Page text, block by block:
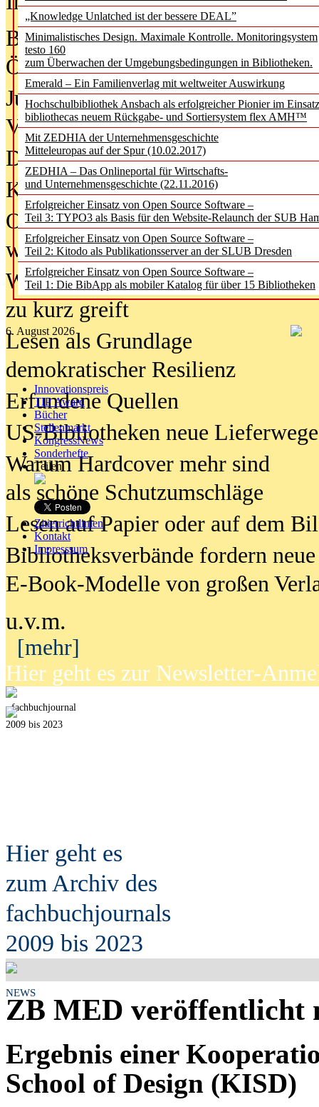
„Knowledge Unlatched ist der bessere DEAL”
Minimalistisches Design. Maximale Kontrolle. Monitoringsystem
testo 160
zum Überwachen der Umgebungsbedingungen in Bibliotheken.
Emerald – Ein Familienverlag mit weltweiter Auswirkung
Hochschulbibliothek Ansbach als erfolgreicher Pionier im
bibliothecas neuem Rückgabe- und Sortiersystem flex AMH™
Mit ZEDHIA der Unternehmensgeschichte
Mitteleuropas auf der Spur (10.02.2017)
ZEDHIA – Das Onlineportal für Wirtschafts-
und Unternehmensgeschichte (22.11.2016)
Erfolgreicher Einsatz von Open Source Software –
Teil 3: TYPO3 als Basis für den Website-Relaunch der SUB
Erfolgreicher Einsatz von Open Source Software –
Teil 2: Kitodo als Publikationsserver an der SLUB Dresden
Erfolgreicher Einsatz von Open Source Software –
Teil 1: Die BibApp als mobiler Katalog für über 15 Bibliotheken
6. August 2026
Innovationspreis
TIP Award
Bücher
Stellenmarkt
KongressNews
Sonderhefte
Teilen
Zitierrichtlinien
Kontakt
Impresssum
Bürgerforum fordert mehr
Öffentlichkeit
Jugendliche wollen besseren
Verbote
Digitale Langzeit­archi­vierung
KI-Chatbots werden Teil der
Offene Infrastrukturen für
wissenschaftliche
Warum die Debatte über KI-Texte
zu kurz greift
Lesen als Grundlage
demokratischer Resilienz
Erfundene Quellen
US-Bibliotheken neue Lieferwege
Warum Hardcover mehr sind
als schöne Schutzumschläge
Lesen auf Papier oder auf dem
Bibliotheksverbände fordern neue
E-Book-Modelle von großen
u.v.m.
[mehr]
Hier geht es zur Newsletter-
fachbuchjournal
2009 bis 2023
Hier geht es
zum Archiv des
fachbuchjournals
2009 bis 2023
NEWS
ZB MED veröffentlicht
Ergebnis einer
School of Design (KISD)